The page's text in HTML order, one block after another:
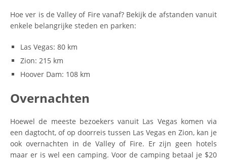
Hoe ver is de Valley of Fire vanaf? Bekijk de afstanden vanuit
enkele belangrijke steden en parken:
Las Vegas: 80 km
Zion: 215 km
Hoover Dam: 108 km
Overnachten
Hoewel de meeste bezoekers vanuit Las Vegas komen via
een dagtocht, of op doorreis tussen Las Vegas en Zion, kan je
ook overnachten in de Valley of Fire. Er zijn geen hotels
maar er is wel een camping. Voor de camping betaal je $20